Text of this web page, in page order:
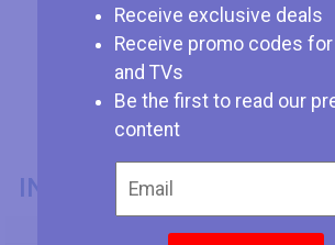
Receive exclusive deals
Receive promo codes
and TVs
Be the first to read our
content
INFORMACIÓN GENERAL
Modelo